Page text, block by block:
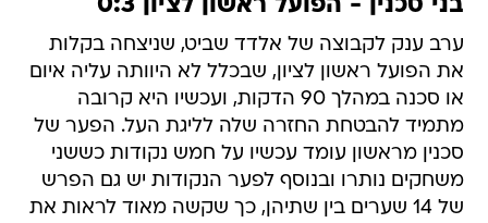
בני סכנין - הפועל ראשון לציון 0:3
ערב ענק לקבוצה של אלדד שביט, שניצחה בקלות
את הפועל ראשון לציון, שבכלל לא היוותה עליה איום
או סכנה במהלך 90 הדקות, ועכשיו היא קרובה
מתמיד להבטחת החזרה שלה לליגת העל. הפער של
סכנין מראשון עומד עכשיו על חמש נקודות כששני
משחקים נותרו ובנוסף לפער הנקודות יש גם הפרש
של 14 שערים בין שתיהן, כך שקשה מאוד לראות את